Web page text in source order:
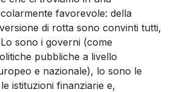
favorevole: della
di rotta sono convinti tutti,
sono i governi (come
pubbliche a livello
e nazionale), lo sono le
istituzioni finanziarie e,